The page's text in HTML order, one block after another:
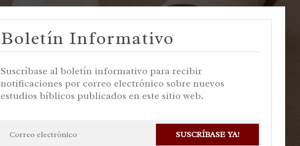
SUSCRÍBASE YA!
Boletín Informativo
Suscríbase al boletín informativo para recibir
notificaciones por correo electrónico sobre nuevos
estudios bíblicos publicados en este sitio web.